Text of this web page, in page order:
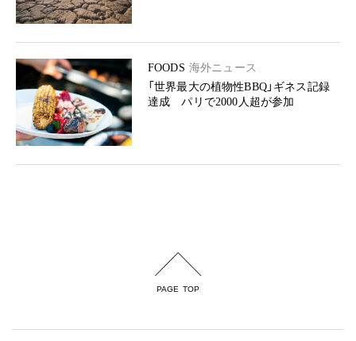
FOODS 海外ニュース
「世界最大の植物性BBQ」ギネス記録
達成 パリで2000人超が参加
PAGE TOP